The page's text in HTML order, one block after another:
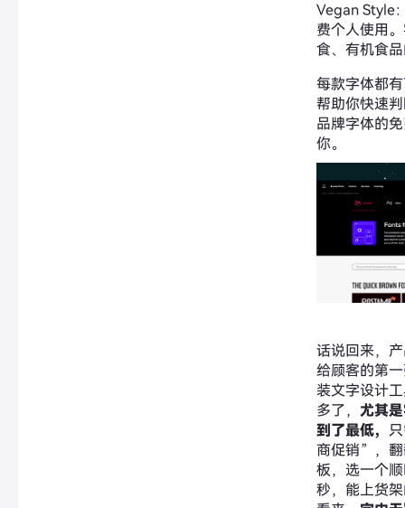
Vegan Style
费个人使用
食、有机食
每款字体都
帮助你快速
品牌字体的
你。
话说回来，
给顾客的第
装文字设计
多了， 尤其
到了最低，
商促销”，翻
板，选一个
秒，能上货